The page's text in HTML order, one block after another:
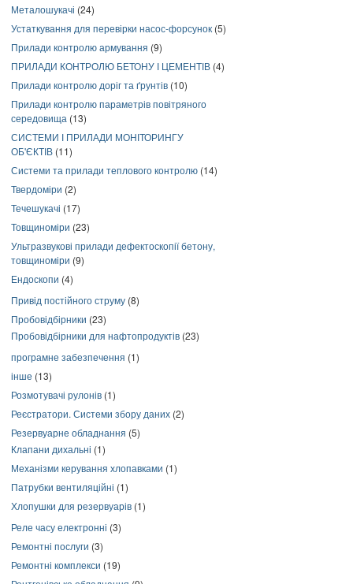
Металошукачі (24)
Устаткування для перевірки насос-форсунок (5)
Прилади контролю армування (9)
ПРИЛАДИ КОНТРОЛЮ БЕТОНУ І ЦЕМЕНТІВ (4)
Прилади контролю доріг та ґрунтів (10)
Прилади контролю параметрів повітряного
середовища (13)
СИСТЕМИ І ПРИЛАДИ МОНІТОРИНГУ
ОБ'ЄКТІВ (11)
Системи та прилади теплового контролю (14)
Твердоміри (2)
Течешукачі (17)
Товщиноміри (23)
Ультразвукові прилади дефектоскопії бетону,
товщиноміри (9)
Ендоскопи (4)
Привід постійного струму (8)
Пробовідбірники (23)
Пробовідбірники для нафтопродуктів (23)
програмне забезпечення (1)
інше (13)
Розмотувачі рулонів (1)
Реєстратори. Системи збору даних (2)
Резервуарне обладнання (5)
Клапани дихальні (1)
Механізми керування хлопавками (1)
Патрубки вентиляційні (1)
Хлопушки для резервуарів (1)
Реле часу електронні (3)
Ремонтні послуги (3)
Ремонтні комплекси (19)